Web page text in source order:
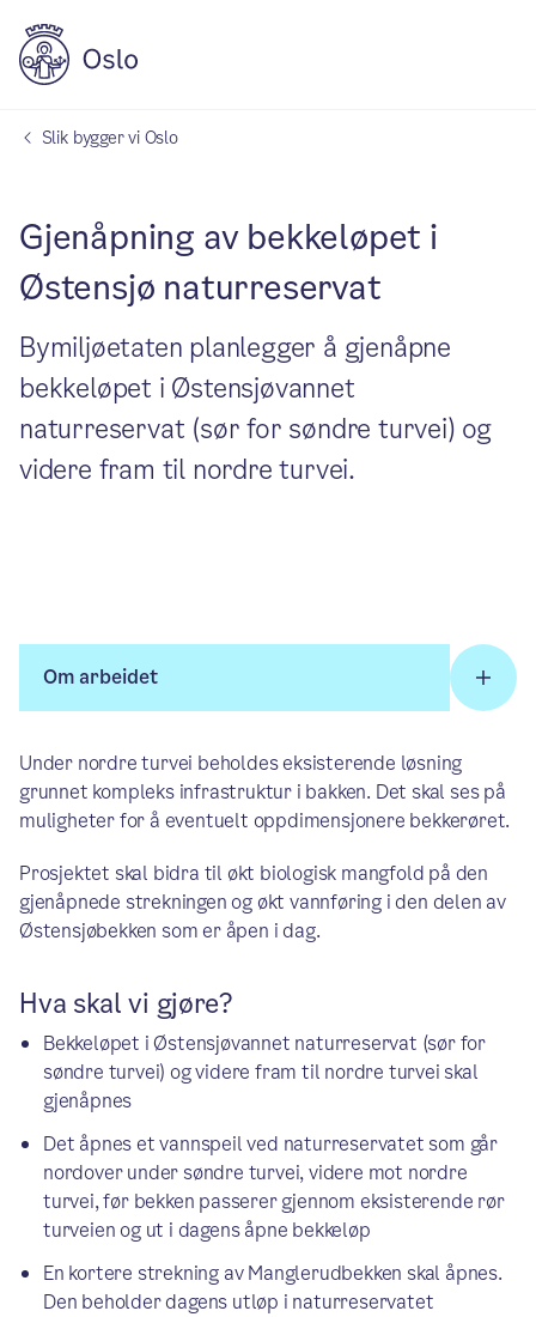
Slik bygger vi Oslo
Gjenåpning av bekkeløpet i
Østensjø naturreservat
Bymiljøetaten planlegger å gjenåpne
bekkeløpet i Østensjøvannet
naturreservat (sør for søndre turvei) og
videre fram til nordre turvei.
Om arbeidet
Under nordre turvei beholdes eksisterende løsning
grunnet kompleks infrastruktur i bakken. Det skal ses på
muligheter for å eventuelt oppdimensjonere bekkerøret.
Prosjektet skal bidra til økt biologisk mangfold på den
gjenåpnede strekningen og økt vannføring i den delen av
Østensjøbekken som er åpen i dag.
Hva skal vi gjøre?
Bekkeløpet i Østensjøvannet naturreservat (sør for
søndre turvei) og videre fram til nordre turvei skal
gjenåpnes
Det åpnes et vannspeil ved naturreservatet som går
nordover under søndre turvei, videre mot nordre
turvei, før bekken passerer gjennom eksisterende rør
turveien og ut i dagens åpne bekkeløp
En kortere strekning av Manglerudbekken skal åpnes.
Den beholder dagens utløp i naturreservatet